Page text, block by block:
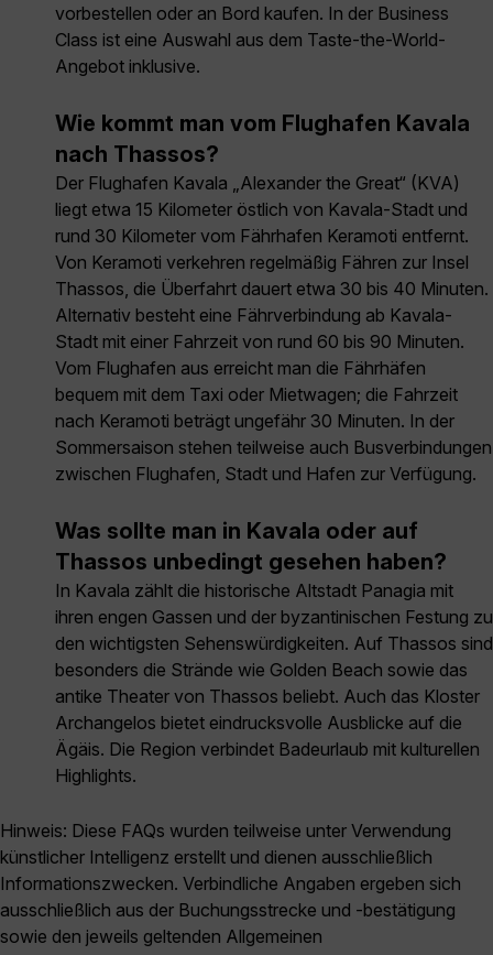
vorbestellen oder an Bord kaufen. In der Business
Class ist eine Auswahl aus dem Taste-the-World-
Angebot inklusive.
Wie kommt man vom Flughafen Kavala
nach Thassos?
Der Flughafen Kavala „Alexander the Great“ (KVA)
liegt etwa 15 Kilometer östlich von Kavala-Stadt und
rund 30 Kilometer vom Fährhafen Keramoti entfernt.
Von Keramoti verkehren regelmäßig Fähren zur Insel
Thassos, die Überfahrt dauert etwa 30 bis 40 Minuten.
Alternativ besteht eine Fährverbindung ab Kavala-
Stadt mit einer Fahrzeit von rund 60 bis 90 Minuten.
Vom Flughafen aus erreicht man die Fährhäfen
bequem mit dem Taxi oder Mietwagen; die Fahrzeit
nach Keramoti beträgt ungefähr 30 Minuten. In der
Sommersaison stehen teilweise auch Busverbindungen
zwischen Flughafen, Stadt und Hafen zur Verfügung.
Was sollte man in Kavala oder auf
Thassos unbedingt gesehen haben?
In Kavala zählt die historische Altstadt Panagia mit
ihren engen Gassen und der byzantinischen Festung zu
den wichtigsten Sehenswürdigkeiten. Auf Thassos sind
besonders die Strände wie Golden Beach sowie das
antike Theater von Thassos beliebt. Auch das Kloster
Archangelos bietet eindrucksvolle Ausblicke auf die
Ägäis. Die Region verbindet Badeurlaub mit kulturellen
Highlights.
Hinweis: Diese FAQs wurden teilweise unter Verwendung
künstlicher Intelligenz erstellt und dienen ausschließlich
Informationszwecken. Verbindliche Angaben ergeben sich
ausschließlich aus der Buchungsstrecke und -bestätigung
sowie den jeweils geltenden Allgemeinen